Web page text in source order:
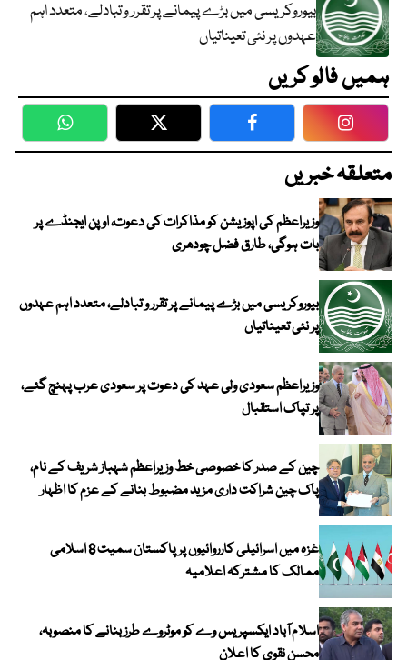
بیوروکریسی میں بڑے پیمانے پر تقرر و تبادلے، متعدد اہم
عہدوں پر نئی تعیناتیاں
ہمیں فالو کریں
WhatsApp Twitter Facebook
متعلقہ خبریں
وزیراعظم کی اپوزیشن کو مذاکرات کی دعوت، اوپن ایجنڈے پر
بات ہوگی، طارق فضل چودھری
بیوروکریسی میں بڑے پیمانے پر تقرر و تبادلے، متعدد اہم عہدوں
پر نئی تعیناتیاں
وزیراعظم سعودی ولی عہد کی دعوت پر سعودی عرب پہنچ گئے،
پر تپاک استقبال
چین کے صدر کا خصوصی خط وزیراعظم شہباز شریف کے نام،
پاک چین شراکت داری مزید مضبوط بنانے کے عزم کا اظہار
غزہ میں اسرائیلی کارروائیوں پر پاکستان سمیت 8 اسلامی
ممالک کا مشترکہ اعلامیہ
اسلام آباد ایکسپریس وے کو موٹروے طرز بنانے کا منصوبہ،
محسن نقوی کا اعلان